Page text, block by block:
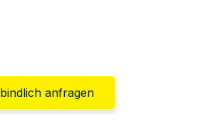
anfragen